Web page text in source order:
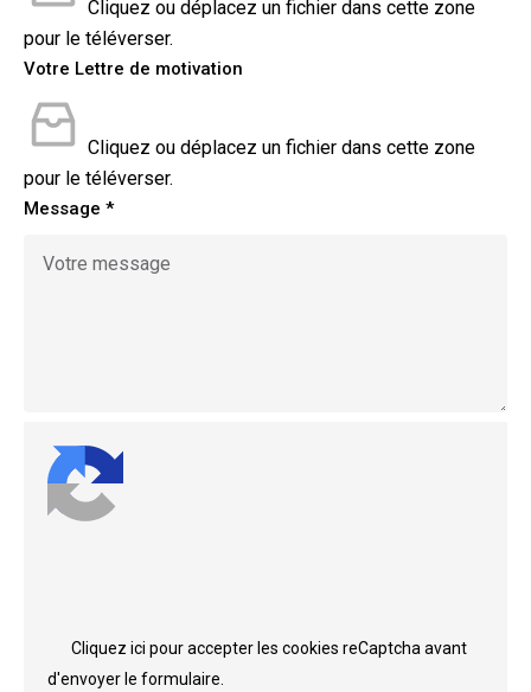
Cliquez ou déplacez un fichier dans cette zone
pour le téléverser.
Votre Lettre de motivation
Cliquez ou déplacez un fichier dans cette zone
pour le téléverser.
Message *
Cliquez ici pour accepter les cookies reCaptcha avant
d'envoyer le formulaire.